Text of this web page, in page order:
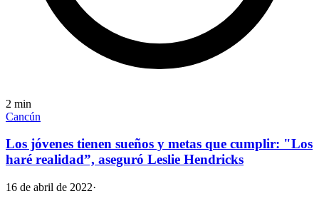
2 min
Cancún
Los jóvenes tienen sueños y metas que cumplir: "Los
haré realidad”, aseguró Leslie Hendricks
16 de abril de 2022·